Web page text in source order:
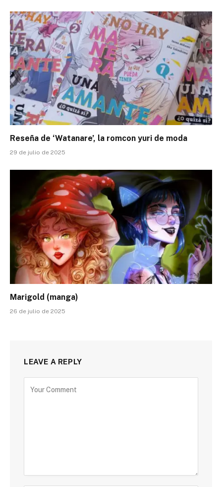
Reseña de ‘Watanare’, la romcon yuri de moda
29 de julio de 2025
Marigold (manga)
26 de julio de 2025
LEAVE A REPLY